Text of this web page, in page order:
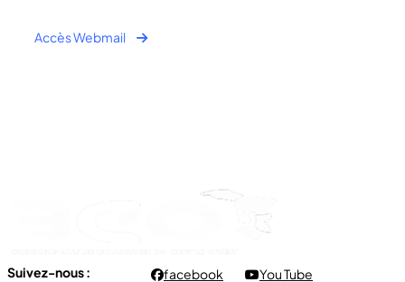
Accès Webmail
Suivez-nous : facebook You Tube